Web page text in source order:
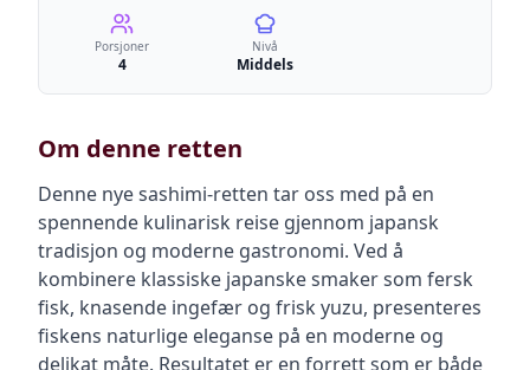
Porsjoner
4
Nivå
Middels
Om denne retten
Denne nye sashimi-retten tar oss med på en
spennende kulinarisk reise gjennom japansk
tradisjon og moderne gastronomi. Ved å
kombinere klassiske japanske smaker som fersk
fisk, knasende ingefær og frisk yuzu, presenteres
fiskens naturlige eleganse på en moderne og
delikat måte. Resultatet er en forrett som er både